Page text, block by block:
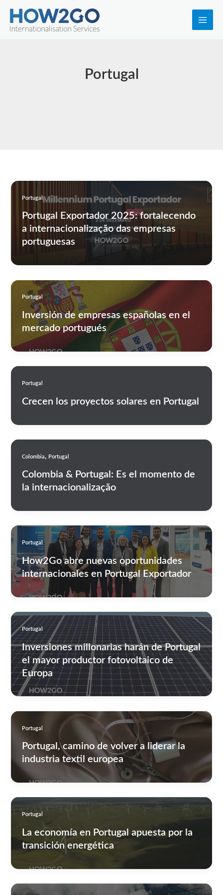
contenido
Main
Portugal
Portugal
Portugal Exportador 2025: fortalecendo
a internacionalização das empresas
portuguesas
Portugal
Inversión de empresas españolas en el
mercado portugués
Portugal
Crecen los proyectos solares en Portugal
Colombia, Portugal
Colombia & Portugal: Es el momento de
la internacionalização
Portugal
How2Go abre nuevas oportunidades
internacionales en Portugal Exportador
Portugal
Inversiones millonarias harán de Portugal
el mayor productor fotovoltaico de
Europa
Portugal
Portugal, camino de volver a liderar la
industria textil europea
Portugal
La economía en Portugal apuesta por la
transición energética